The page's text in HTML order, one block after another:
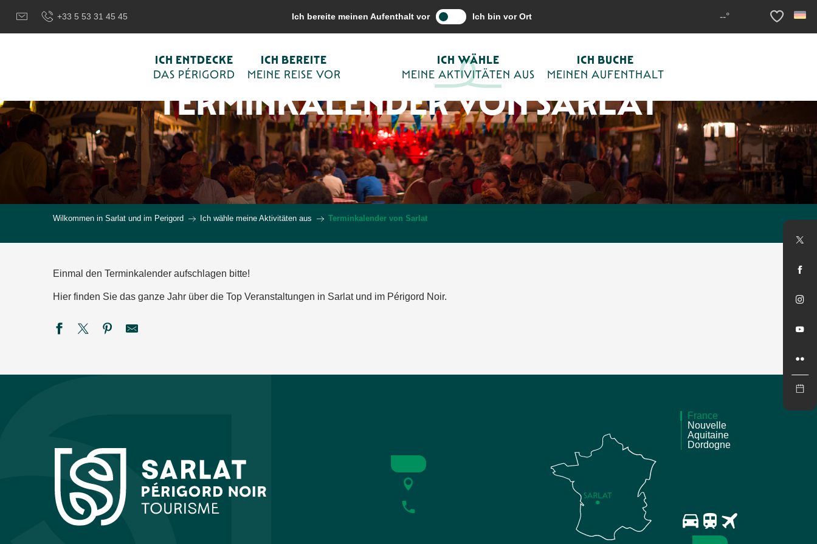
contenu
+33 5 53 31 45 45 Ich bereite meinen Aufenthalt vor Ich bin vor Ort
--°
Voir les
ICH ENTDECKE
DAS PÉRIGORD
ICH BEREITE
MEINE REISE VOR
ICH WÄHLE
MEINE AKTIVITÄTEN AUS
ICH BUCHE
MEINEN AUFENTHALT
TERMINKALENDER VON SARLAT
Wilkommen in Sarlat und im Perigord Ich wähle meine Aktivitäten aus Terminkalender von Sarlat
Einmal den Terminkalender aufschlagen bitte!
Hier finden Sie das ganze Jahr über die Top Veranstaltungen in Sarlat und im Périgord Noir.
Marché gourmand nocturne aux Eyzies
Black magic Band
Marché gourmand à Campagne
Festival rêve en Vézère
Été Actif : Pack raft
Atelier bracelet porte-bonheur
Marché artisanal en nocturne au Bugue
France
Nouvelle
Aquitaine
Dordogne